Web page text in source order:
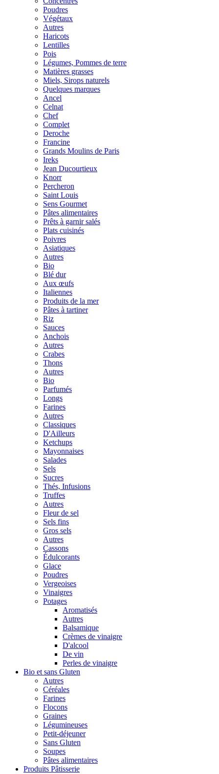
Poudres
Végétaux
Autres
Haricots
Lentilles
Pois
Légumes, Pommes de terre
Matières grasses
Miels, Sirops naturels
Quelques marques
Ancel
Celnat
Chef
Complet
Deroche
Francine
Grands Moulins de Paris
Ireks
Jean Ducourtieux
Knorr
Percheron
Saint Louis
Sens Gourmet
Pâtes alimentaires
Prêts à garnir salés
Plats cuisinés
Poivres
Asiatiques
Autres
Bio
Blé dur
Aux œufs
Italiennes
Produits de la mer
Pâtes à tartiner
Riz
Sauces
Anchois
Autres
Crabes
Thons
Autres
Bio
Parfumés
Longs
Farines
Autres
Classiques
D'Ailleurs
Ketchups
Mayonnaises
Salades
Sels
Sucres
Thés, Infusions
Truffes
Autres
Fleur de sel
Sels fins
Gros sels
Autres
Cassons
Édulcorants
Glace
Poudres
Vergeoises
Vinaigres
Potages
Aromatisés
Autres
Balsamique
Crèmes de vinaigre
D'alcool
De vin
Perles de vinaigre
Bio et sans Gluten
Autres
Céréales
Farines
Flocons
Graines
Légumineuses
Petit-déjeuner
Sans Gluten
Soupes
Pâtes alimentaires
Produits Pâtisserie